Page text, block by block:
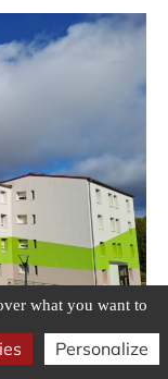
what you want to
Personalize